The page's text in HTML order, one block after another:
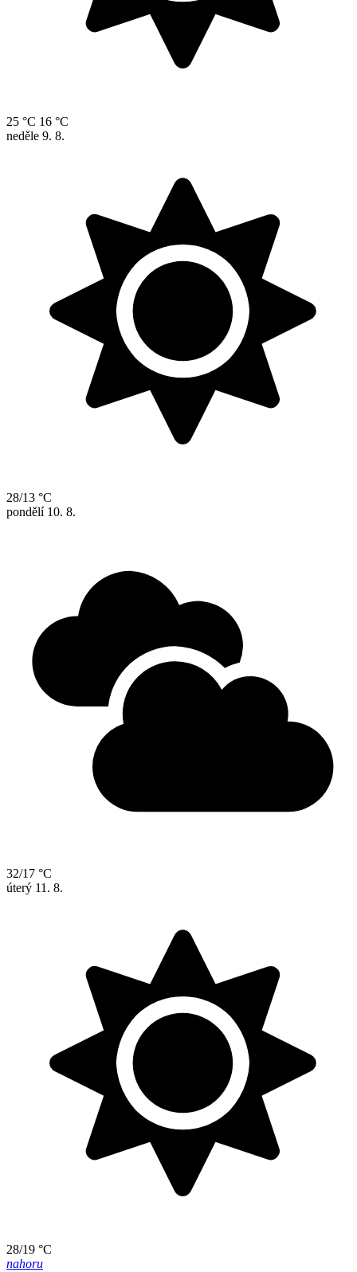
25 °C 16 °C
neděle 9. 8.
28/13 °C
pondělí 10. 8.
32/17 °C
úterý 11. 8.
28/19 °C
nahoru